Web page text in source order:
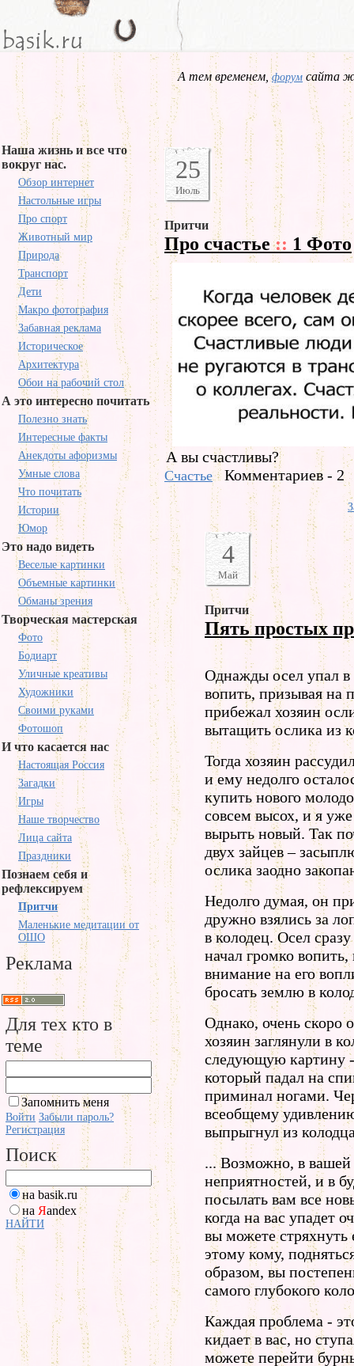
А тем временем,форум сайта
Наша жизнь и все что
вокруг нас.
Обзор интернет
Настольные игры
Про спорт
Животный мир
Природа
Транспорт
Дети
Макро фотография
Забавная реклама
Историческое
Архитектура
Обои на рабочий стол
А это интересно почитать
Полезно знать
Интересные факты
Анекдоты афоризмы
Умные слова
Что почитать
Истории
Юмор
Это надо видеть
Веселые картинки
Объемные картинки
Обманы зрения
Творческая мастерская
Фото
Бодиарт
Уличные креативы
Художники
Своими руками
Фотошоп
И что касается нас
Настоящая Россия
Загадки
Игры
Наше творчество
Лица сайта
Праздники
Познаем себя и
рефлексируем
Притчи
Маленькие медитации от
ОШО
Реклама
Для тех кто в
теме
Запомнить меня
Войти Забыли пароль?
Регистрация
Поиск
на basik.ru
на Яandex
НАЙТИ
25
Июль
Притчи
Про счастье:: 1 Фото
А вы счастливы?
Счастье Комментариев - 2
4
Май
Притчи
Пять простых
Однажды осел упал в
вопить, призывая на
прибежал хозяин
вытащить ослика из
Тогда хозяин
и ему недолго
купить нового
совсем высох, и я
вырыть новый. Так
двух зайцев –
ослика заодно
Недолго думая, он
дружно взялись за
в колодец. Осел
начал громко
внимание на его
бросать землю в
Однако, очень скоро
хозяин заглянули в
следующую картину
который падал на
приминал ногами.
всеобщему
выпрыгнул из
... Возможно, в
неприятностей, и в
посылать вам все
когда на вас упадет
вы можете стряхнуть
этому кому,
образом, вы
самого глубокого
Каждая проблема -
кидает в вас, но
можете перейти